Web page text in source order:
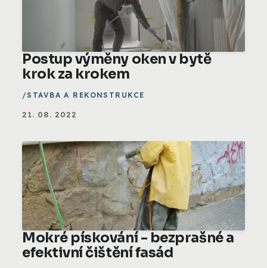
Postup výměny oken v bytě
krok za krokem
STAVBA A REKONSTRUKCE
21. 08. 2022
Mokré pískování - bezprašné a
efektivní čištění fasád